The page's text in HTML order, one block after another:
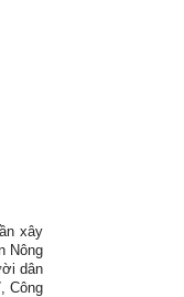
xây
Nông
dân
Công